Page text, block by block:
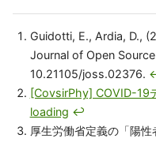
Guidotti, E., Ardia, D.,
Journal of Open
10.21105/joss.02376.
[CovsirPhy] COVID-19
loading ↩
厚生労働省定義の「陽